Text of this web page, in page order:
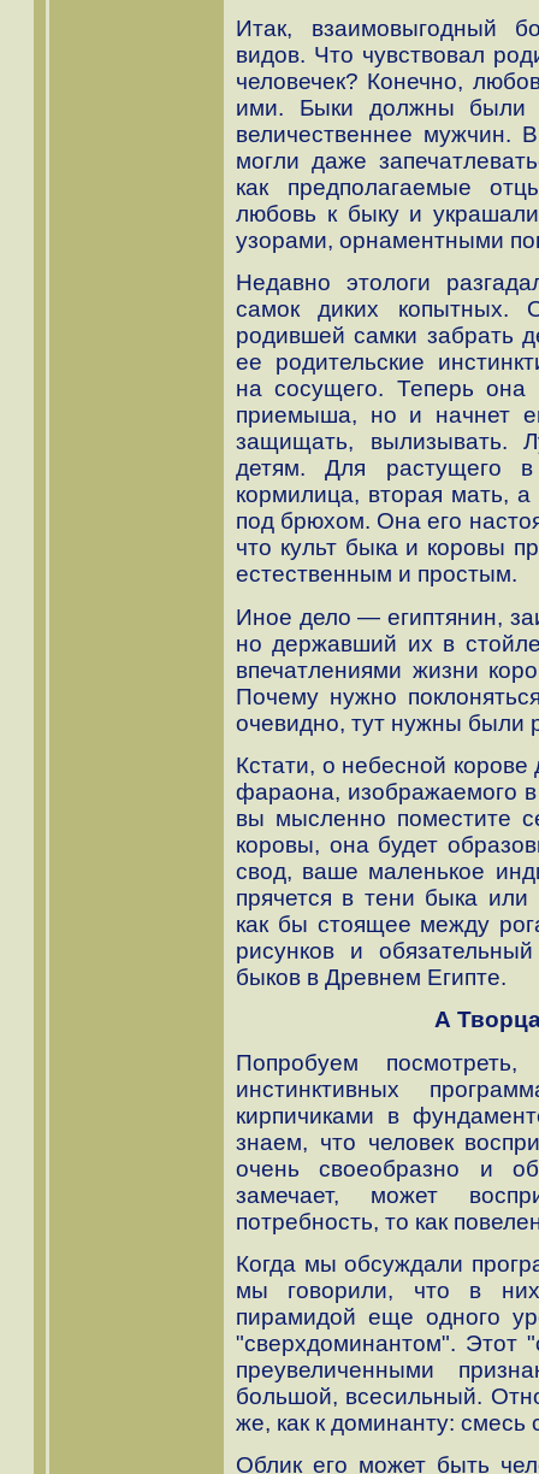
Итак, взаимовыгодный
видов. Что чувствовал
человечек? Конечно,
ими. Быки должны были
величественнее мужчин.
могли даже
как предполагаемые
любовь к быку и
узорами, орнаментными
Недавно этологи
самок диких копытных.
родившей самки забрать
ее родительские
на сосущего. Теперь она
приемыша, но и начнет
защищать, вылизывать.
детям. Для растущего
кормилица, вторая мать,
под брюхом. Она его
что культ быка и коровы
естественным и простым.
Иное дело — египтянин,
но державший их в
впечатлениями жизни
Почему нужно
очевидно, тут нужны были
Кстати, о небесной корове
фараона, изображаемого
вы мысленно поместите
коровы, она будет
свод, ваше маленькое
прячется в тени быка
как бы стоящее между
рисунков и
быков в Древнем Египте.
А
Попробуем
инстинктивных
кирпичиками в
знаем, что человек
очень своеобразно и
замечает, может
потребность, то как
Когда мы обсуждали
мы говорили, что в
пирамидой еще одного
"сверхдоминантом". Этот
преувеличенными
большой, всесильный.
же, как к доминанту: смесь
Облик его может быть